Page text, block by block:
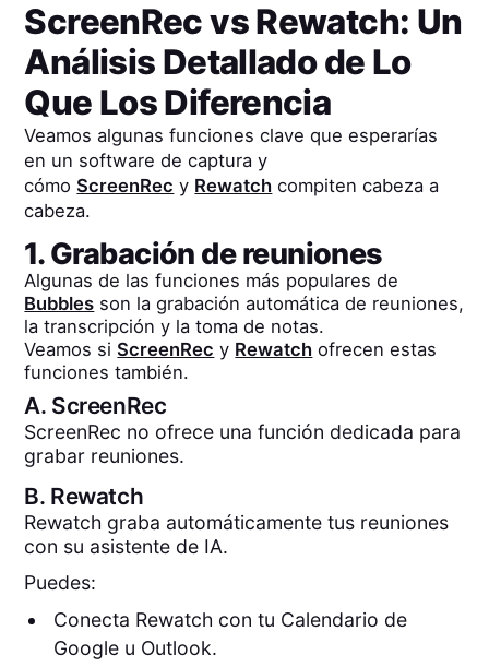
ScreenRecvsRewatch: Un
Análisis Detallado de Lo
Que Los Diferencia
Veamos algunas funciones clave que esperarías
en un software de captura y
cómoScreenRec y Rewatch compiten cabeza a
cabeza.
1. Grabación de reuniones
Algunas de las funciones más populares de
Bubbles son la grabación automática de reuniones,
la transcripción y la toma de notas.
Veamos siScreenRec y Rewatch ofrecen estas
funciones también.
A. ScreenRec
ScreenRec no ofrece una función dedicada para
grabar reuniones.
B. Rewatch
Rewatch graba automáticamente tus reuniones
con su asistente de IA.
Puedes:
Conecta Rewatch con tu Calendario de
Google u Outlook.